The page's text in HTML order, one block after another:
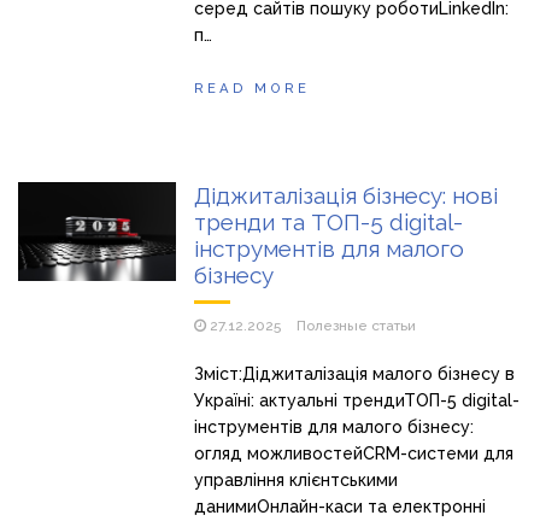
серед сайтів пошуку роботиLinkedIn:
п…
READ MORE
Діджиталізація бізнесу: нові
тренди та ТОП-5 digital-
інструментів для малого
бізнесу
27.12.2025 Полезные статьи
Зміст:Діджиталізація малого бізнесу в
Україні: актуальні трендиТОП-5 digital-
інструментів для малого бізнесу:
огляд можливостейCRM-системи для
управління клієнтськими
данимиОнлайн-каси та електронні